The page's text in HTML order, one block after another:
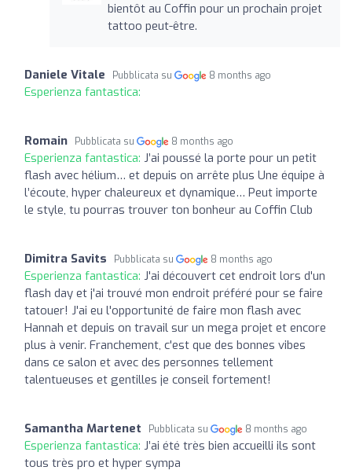
bientôt au Coffin pour un prochain projet
tattoo peut-être.
Daniele Vitale Pubblicata su 8 months ago
Esperienza fantastica:
Romain Pubblicata su 8 months ago
Esperienza fantastica: J’ai poussé la porte pour un petit
flash avec hélium… et depuis on arrête plus Une équipe à
l’écoute, hyper chaleureux et dynamique… Peut importe
le style, tu pourras trouver ton bonheur au Coffin Club
Dimitra Savits Pubblicata su 8 months ago
Esperienza fantastica: J'ai découvert cet endroit lors d'un
flash day et j'ai trouvé mon endroit préféré pour se faire
tatouer! J'ai eu l'opportunité de faire mon flash avec
Hannah et depuis on travail sur un mega projet et encore
plus à venir. Franchement, c'est que des bonnes vibes
dans ce salon et avec des personnes tellement
talentueuses et gentilles je conseil fortement!
Samantha Martenet Pubblicata su 8 months ago
Esperienza fantastica: J’ai été très bien accueilli ils sont
tous très pro et hyper sympa